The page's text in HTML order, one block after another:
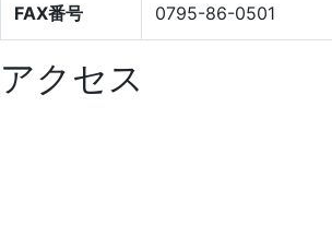
FAX番号 0795-86-0501
アクセス